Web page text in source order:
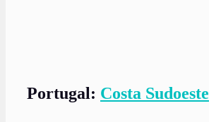
Portugal: Costa Sudoeste